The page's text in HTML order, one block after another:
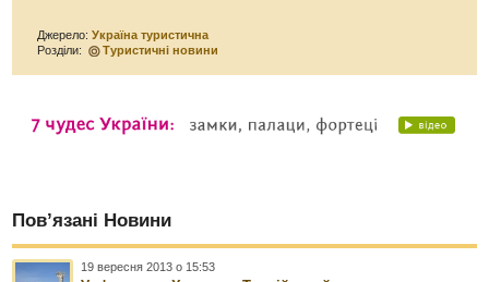
Джерело:Україна туристична
Розділи:
Туристичні новини
Пов’язані Новини
19 вересня 2013 о 15:53